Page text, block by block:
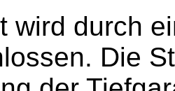
wird durch
Die